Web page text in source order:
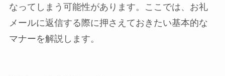
なってしまう可能性があります。ここでは、お礼
メールに返信する際に押さえておきたい基本的な
マナーを解説します。